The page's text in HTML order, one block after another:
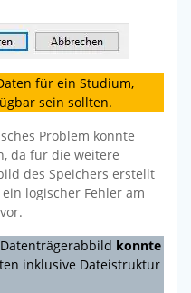
für ein Studium,
sein sollten.
Problem konnte
da für die weitere
des Speichers erstellt
logischer Fehler am
vor.
konnte
inklusive Dateistruktur